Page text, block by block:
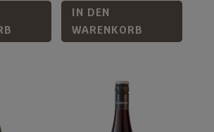
IN DEN
WARENKORB